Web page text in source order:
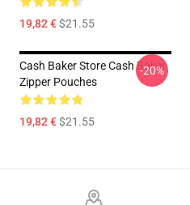
19,82 €$21.55
Cash Baker Store Cash Baker
Zipper Pouches
19,82 €$21.55
-20%